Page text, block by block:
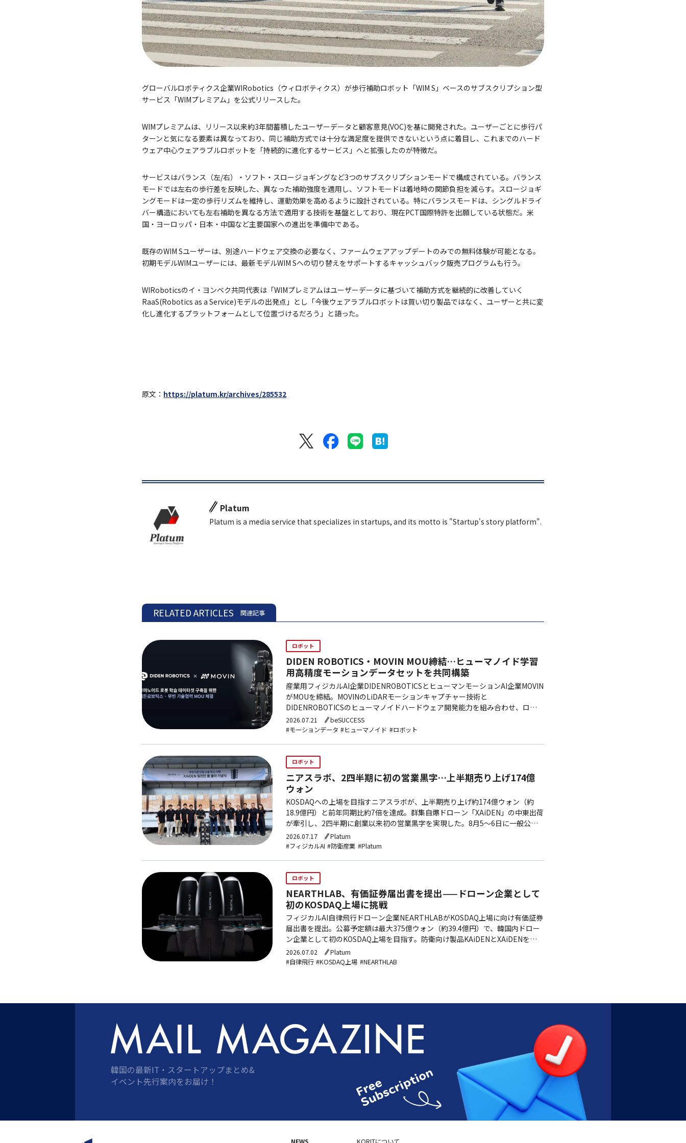
グローバルロボティクス企業WIRobotics（ウィロボティクス）が歩行補助ロボット「WIM S」ベースのサブスクリプション型
サービス「WIMプレミアム」を公式リリースした。
WIMプレミアムは、リリース以来約3年間蓄積したユーザーデータと顧客意見(VOC)を基に開発された。ユーザーごとに歩行パ
ターンと気になる要素は異なっており、同じ補助方式では十分な満足度を提供できないという点に着目し、これまでのハード
ウェア中心ウェアラブルロボットを「持続的に進化するサービス」へと拡張したのが特徴だ。
サービスはバランス（左/右）・ソフト・スロージョギングなど3つのサブスクリプションモードで構成されている。バランス
モードでは左右の歩行差を反映した、異なった補助強度を適用し、ソフトモードは着地時の関節負担を減らす。スロージョギ
ングモードは一定の歩行リズムを維持し、運動効果を高めるように設計されている。特にバランスモードは、シングルドライ
バー構造においても左右補助を異なる方法で適用する技術を基盤としており、現在PCT国際特許を出願している状態だ。米
国・ヨーロッパ・日本・中国など主要国家への進出を準備中である。
既存のWIM Sユーザーは、別途ハードウェア交換の必要なく、ファームウェアアップデートのみでの無料体験が可能となる。
初期モデルWIMユーザーには、最新モデルWIM Sへの切り替えをサポートするキャッシュバック販売プログラムも行う。
WIRoboticsのイ・ヨンベク共同代表は「WIMプレミアムはユーザーデータに基づいて補助方式を継続的に改善していく
RaaS(Robotics as a Service)モデルの出発点」とし「今後ウェアラブルロボットは買い切り製品ではなく、ユーザーと共に変
化し進化するプラットフォームとして位置づけるだろう」と語った。
原文： https://platum.kr/archives/285532
Platum
Platum is a media service that specializes in startups, and its motto is "Startup's story platform".
RELATED ARTICLES 関連記事
ロボット
DIDEN ROBOTICS・MOVIN MOU締結…ヒューマノイド学習
用高精度モーションデータセットを共同構築
産業用フィジカルAI企業DIDENROBOTICSとヒューマンモーションAI企業MOVIN
がMOUを締結。MOVINのLiDARモーションキャプチャー技術と
DIDENROBOTICSのヒューマノイドハードウェア開発能力を組み合わせ、ロボ
ット学習用高精度モーションデータセットを共同構築する。
2026.07.21
beSUCCESS
#モーションデータ #ヒューマノイド #ロボット
ロボット
ニアスラボ、2四半期に初の営業黒字…上半期売り上げ174億
ウォン
KOSDAQへの上場を目指すニアスラボが、上半期売り上げ約174億ウォン（約
18.9億円）と前年同期比約7倍を達成。群集自爆ドローン「XAiDEN」の中東出荷
が牽引し、2四半期に創業以来初の営業黒字を実現した。8月5〜6日に一般公募
を予定している。
2026.07.17
Platum
#フィジカルAI #防衛産業 #Platum
ロボット
NEARTHLAB、有価証券届出書を提出——ドローン企業として
初のKOSDAQ上場に挑戦
フィジカルAI自律飛行ドローン企業NEARTHLABがKOSDAQ上場に向け有価証券
届出書を提出。公募予定額は最大375億ウォン（約39.4億円）で、韓国内ドロー
ン企業として初のKOSDAQ上場を目指す。防衛向け製品KAiDENとXAiDENを主
力に、2026年売り上げ270億ウォンを見込む。
2026.07.02
Platum
#自律飛行 #KOSDAQ上場 #NEARTHLAB
韓国の最新IT・スタートアップまとめ&
イベント先行案内をお届け！